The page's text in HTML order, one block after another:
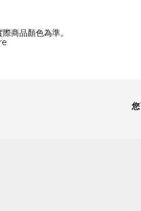
商品顏色為準。